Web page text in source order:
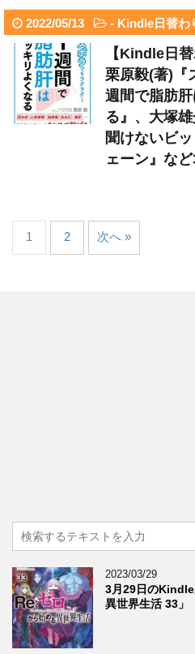
2022/05/13 - Kindle日替わ
【Kindle日
栗原毅(著)『
週間で脂肪
る』、大塚
聞けないビ
ェーン』な
1 2 次へ »
2023/03/29
3月29日のKindle
異世界生活 33